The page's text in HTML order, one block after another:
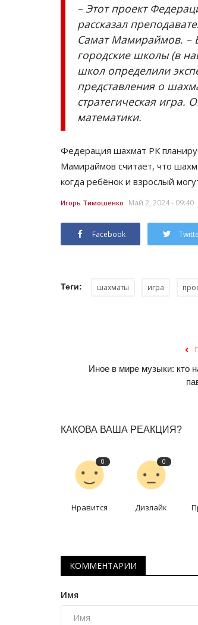
– Этот проект
рассказал
Самат Мамираймов. –
городские школы (в
школ определили
представления о
стратегическая игра.
математики.
Федерация шахмат РК
Мамираймов считает, что
когда ребёнок и взрослый
Игорь Тимошенко Май 2, 2024 - 09:40
Facebook
Теги: шахматы игра
Иное в мире музыки: кто
КАКОВА ВАША РЕАКЦИЯ?
0
Нравится
0
Дизлайк
КОММЕНТАРИИ
Имя
Май 16, 2026